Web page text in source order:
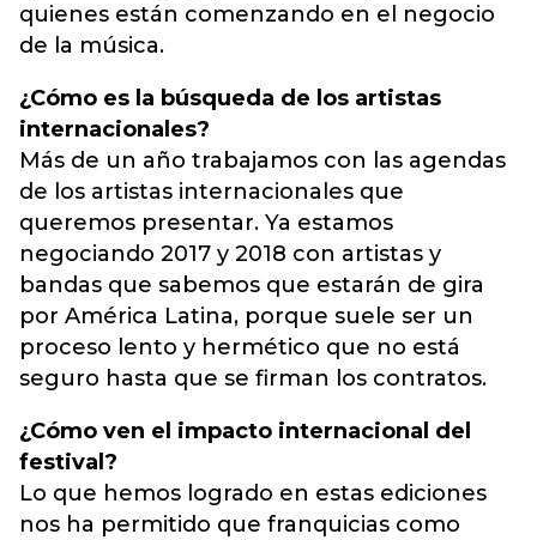
quienes están comenzando en el negocio
de la música.
¿Cómo es la búsqueda de los artistas
internacionales?
Más de un año trabajamos con las agendas
de los artistas internacionales que
queremos presentar. Ya estamos
negociando 2017 y 2018 con artistas y
bandas que sabemos que estarán de gira
por América Latina, porque suele ser un
proceso lento y hermético que no está
seguro hasta que se firman los contratos.
¿Cómo ven el impacto internacional del
festival?
Lo que hemos logrado en estas ediciones
nos ha permitido que franquicias como